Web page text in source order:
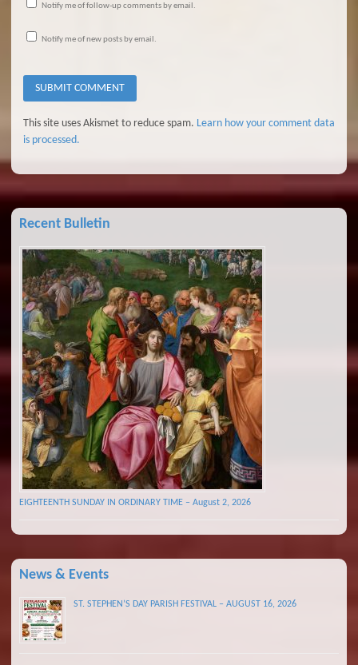
Notify me of follow-up comments by email.
Notify me of new posts by email.
This site uses Akismet to reduce spam. Learn how your comment data
is processed.
Recent Bulletin
EIGHTEENTH SUNDAY IN ORDINARY TIME – August 2, 2026
News & Events
ST. STEPHEN’S DAY PARISH FESTIVAL – AUGUST 16, 2026